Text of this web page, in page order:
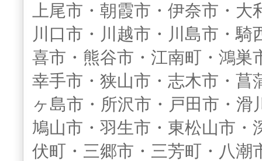
上尾市・朝霞市・伊奈市・
川口市・川越市・川島市・
喜市・熊谷市・江南町・鴻
幸手市・狭山市・志木市・菖
ヶ島市・所沢市・戸田市・
鳩山市・羽生市・東松山市
伏町・三郷市・三芳町・八潮